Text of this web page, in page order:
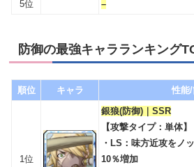
5位
–
防御の最強キャラランキング
順位 キャラ 性能
1位
銀狼(防御)｜SSR
【攻撃タイプ：単体】
・LS：味方近攻をノ
10％増加